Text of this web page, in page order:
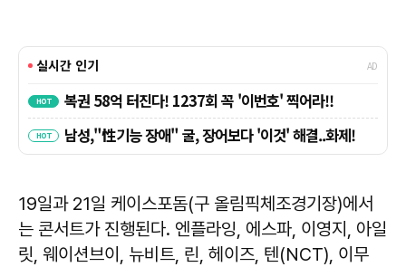
19일과 21일 케이스포돔(구 올림픽체조경기장)에서
는 콘서트가 진행된다. 엔플라잉, 에스파, 이영지, 아일
릿, 웨이션브이, 뉴비트, 린, 헤이즈, 텐(NCT), 이무